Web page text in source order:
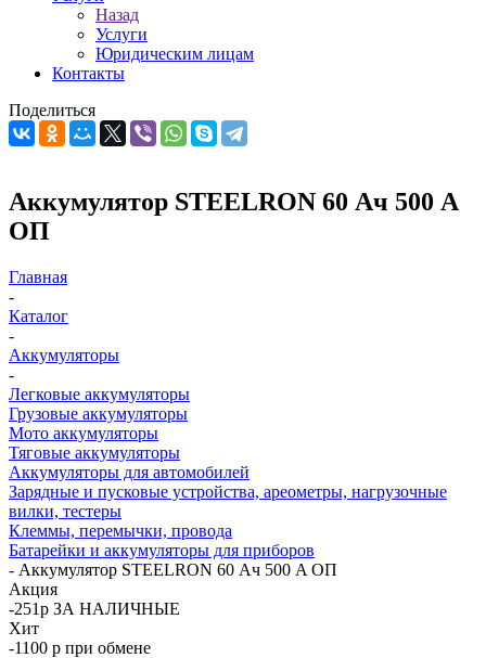
Назад
Услуги
Юридическим лицам
Контакты
Поделиться
Аккумулятор STEELRON 60 Ач 500 A
ОП
Главная
-
Каталог
-
Аккумуляторы
-
Легковые аккумуляторы
Грузовые аккумуляторы
Мото аккумуляторы
Тяговые аккумуляторы
Аккумуляторы для автомобилей
Зарядные и пусковые устройства, ареометры, нагрузочные
вилки, тестеры
Клеммы, перемычки, провода
Батарейки и аккумуляторы для приборов
- Аккумулятор STEELRON 60 Ач 500 A ОП
Акция
-251р ЗА НАЛИЧНЫЕ
Хит
-1100 р при обмене